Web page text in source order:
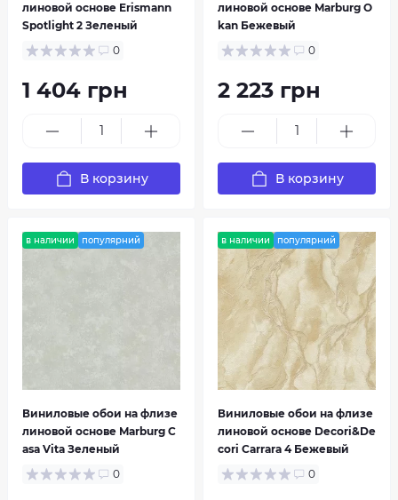
Ugepa Yuanlong
линовой основе Erismann
Spotlight 2 Зеленый
0
1 404 грн
В корзину
линовой основе Marburg O
kan Бежевый
0
2 223 грн
В корзину
в наличии популярний
Виниловые обои на флизе
линовой основе Marburg C
asa Vita Зеленый
0
в наличии популярний
Виниловые обои на флизе
линовой основе Decori&De
cori Carrara 4 Бежевый
0